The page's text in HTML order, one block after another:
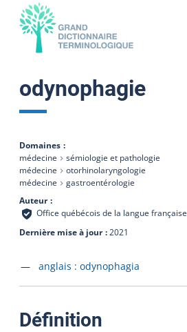
odynophagie
Domaines
médecine
sémiologie et pathologie
médecine
otorhinolaryngologie
médecine
gastroentérologie
Auteur
Office québécois de la langue française
Dernière mise à jour 2021
Accéder à la fiche en
anglais : odynophagia
Définition